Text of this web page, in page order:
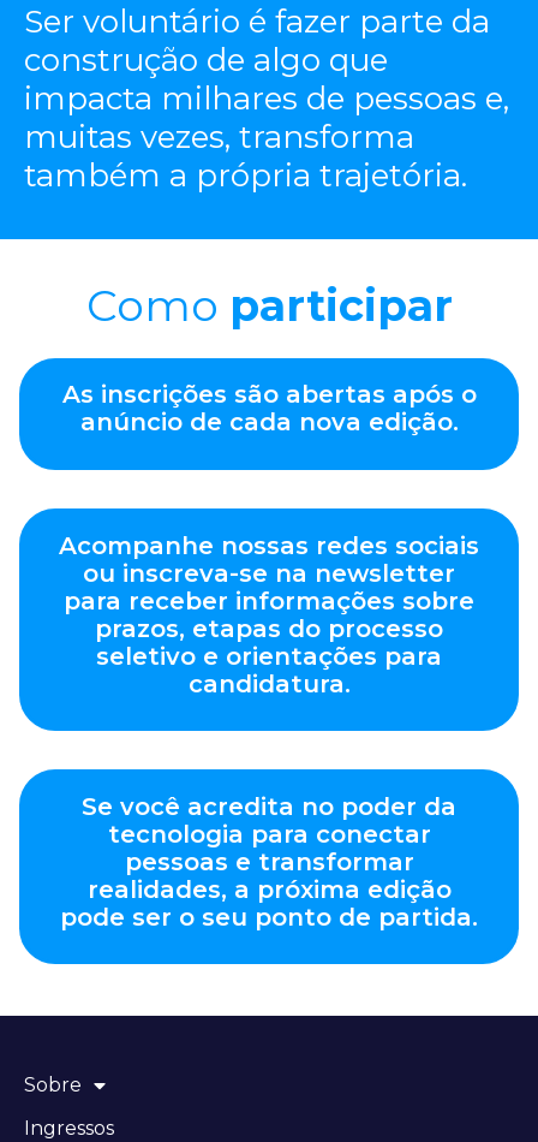
Ser voluntário é fazer parte da
construção de algo que
impacta milhares de pessoas e,
muitas vezes, transforma
também a própria trajetória.
Como participar
As inscrições são abertas após o
anúncio de cada nova edição.
Acompanhe nossas redes sociais
ou inscreva-se na newsletter
para receber informações sobre
prazos, etapas do processo
seletivo e orientações para
candidatura.
Se você acredita no poder da
tecnologia para conectar
pessoas e transformar
realidades, a próxima edição
pode ser o seu ponto de partida.
Sobre
Ingressos